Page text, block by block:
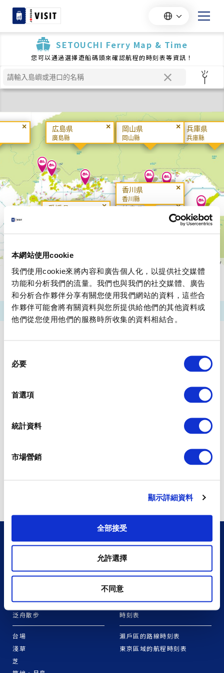
本網站使用cookie
我們使用cookie來將內容和廣告個人化，以提供社交媒體
功能和分析我們的流量。我們也與我們的社交媒體、廣告
和分析合作夥伴分享有關您使用我們網站的資料，這些合
作夥伴可能會將有關資料與您所提供給他們的其他資料或
他們從您使用他們的服務時所收集的資料相結合。
必要
首選項
統計資料
市場營銷
顯示詳細資料
全部接受
允許選擇
不同意
SETOUCHI Ferry Map & Time
您可以通過選擇遊船碼頭來確認航程的時刻表等資訊！
請注意：以上資訊使用的是2026年3月31日為止的數據。有可能並非
是最新數據，還請注意。
三重・東紀州版
交通路線查詢
泛舟散步
台場
淺草
芝
時刻表
瀨戶區的路線時刻表
東京區域的航程時刻表